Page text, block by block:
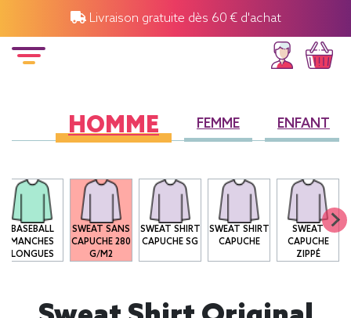
Livraison gratuite dès 60 € d'achat
HOMME FEMME ENFANT
BASEBALL
MANCHES
LONGUES
SWEAT SANS
CAPUCHE 280
G/M2
SWEAT SHIRT
CAPUCHE SG
SWEAT SHIRT
CAPUCHE
SWEAT
CAPUCHE
ZIPPÉ